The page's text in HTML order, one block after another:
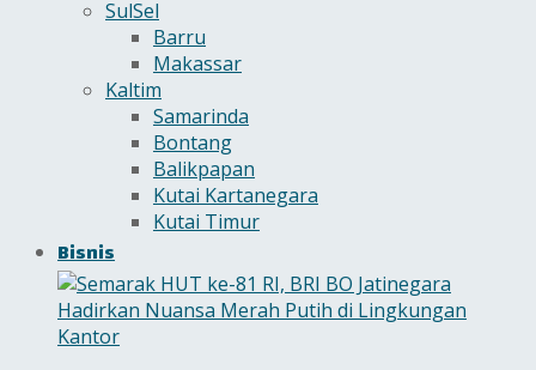
SulSel
Barru
Makassar
Kaltim
Samarinda
Bontang
Balikpapan
Kutai Kartanegara
Kutai Timur
Bisnis